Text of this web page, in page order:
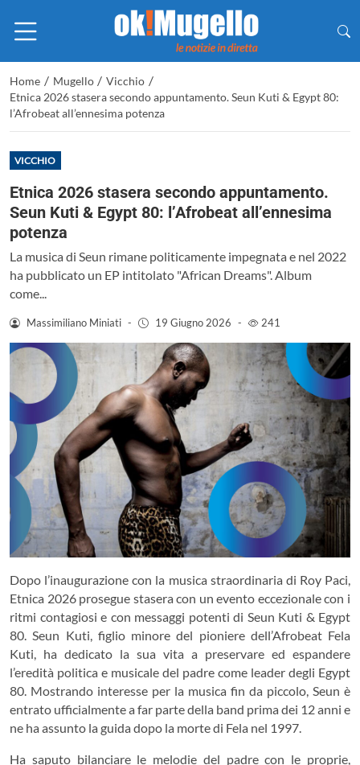
Home / Mugello / Vicchio /
Etnica 2026 stasera secondo appuntamento. Seun Kuti & Egypt 80:
l’Afrobeat all’ennesima potenza
VICCHIO
Etnica 2026 stasera secondo appuntamento.
Seun Kuti & Egypt 80: l’Afrobeat all’ennesima
potenza
La musica di Seun rimane politicamente impegnata e nel 2022
ha pubblicato un EP intitolato "African Dreams". Album
come...
Massimiliano Miniati - 19 Giugno 2026 - 241
Dopo l’inaugurazione con la musica straordinaria di Roy Paci,
Etnica 2026 prosegue stasera con un evento eccezionale con i
ritmi contagiosi e con messaggi potenti di Seun Kuti & Egypt
80. Seun Kuti, figlio minore del pioniere dell’Afrobeat Fela
Kuti, ha dedicato la sua vita a preservare ed espandere
l’eredità politica e musicale del padre come leader degli Egypt
80. Mostrando interesse per la musica fin da piccolo, Seun è
entrato ufficialmente a far parte della band prima dei 12 anni e
ne ha assunto la guida dopo la morte di Fela nel 1997.
Ha saputo bilanciare le melodie del padre con le proprie,